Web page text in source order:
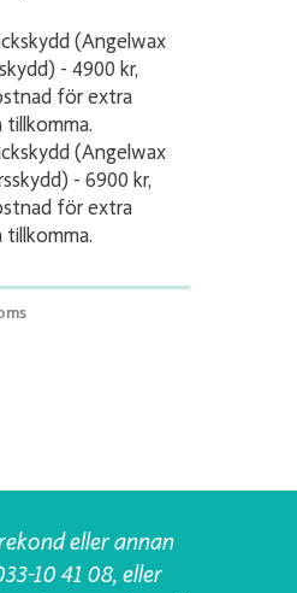
(Angelwax
- 4900 kr,
för extra
tillkomma.
(Angelwax
- 6900 kr,
för extra
tillkomma.
eller annan
10 41 08, eller
och få förmånliga
och nyheter direkt i din
vårt nyhetsbrev här.